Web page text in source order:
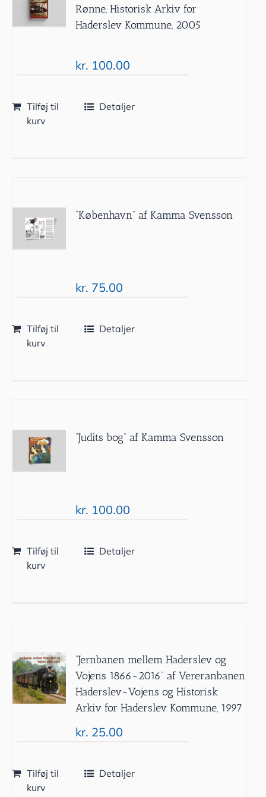
Rønne, Historisk Arkiv for
Haderslev Kommune, 2005
kr. 100.00
Tilføj til
kurv
Detaljer
”København” af Kamma Svensson
kr. 75.00
Tilføj til
kurv
Detaljer
”Judits bog” af Kamma Svensson
kr. 100.00
Tilføj til
kurv
Detaljer
”Jernbanen mellem Haderslev og
Vojens 1866-2016” af Vereranbanen
Haderslev-Vojens og Historisk
Arkiv for Haderslev Kommune, 1997
kr. 25.00
Tilføj til
kurv
Detaljer